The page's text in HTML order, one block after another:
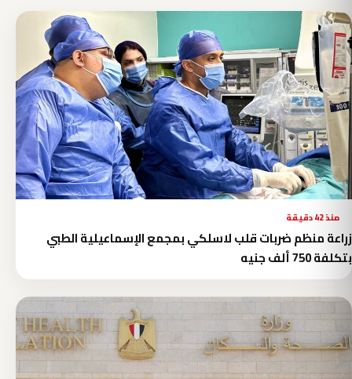
منذ 42 دقيقة
زراعة منظم ضربات قلب لاسلكي بمجمع الإسماعيلية الطبي
بتكلفة 750 ألف جنيه